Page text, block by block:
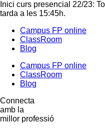
Inici curs presencial 22/23:
tarda a les 15:45h.
Campus FP online
ClassRoom
Blog
Campus FP online
ClassRoom
Blog
Connecta
amb la
millor professió